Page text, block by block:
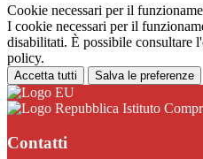
Cookie necessari per il
I cookie necessari per il
disabilitati. È possibile consultare
policy.
Accetta tutti Salva le preferenze
Istituto
Contatti